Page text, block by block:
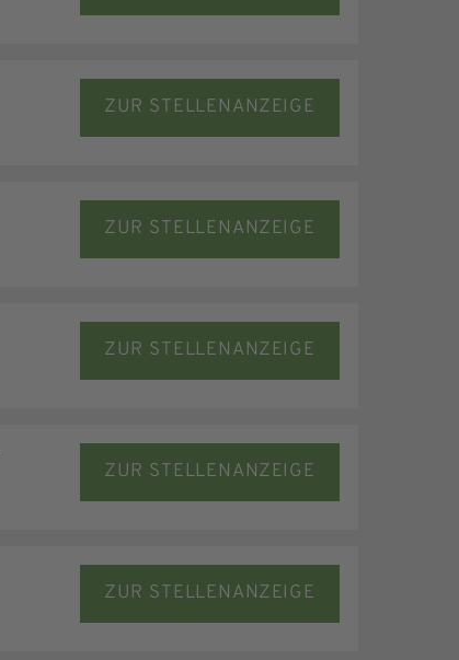
ZUR STELLENANZEIGE
ZUR STELLENANZEIGE
ZUR STELLENANZEIGE
ZUR STELLENANZEIGE
ZUR STELLENANZEIGE